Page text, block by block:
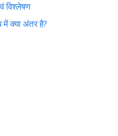
विश्लेषण
क्या अंतर है?